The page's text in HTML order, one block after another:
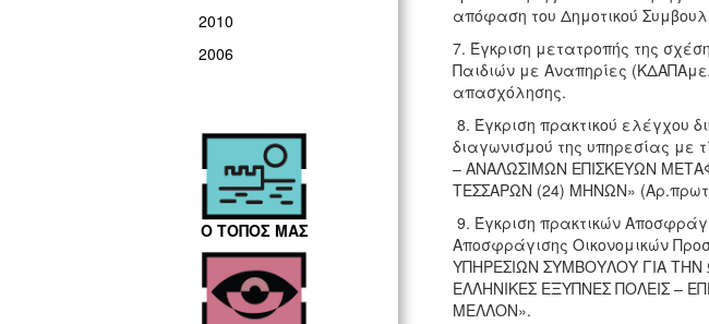
2010
2006
Ο ΤΟΠΟΣ ΜΑΣ
απόφαση του Δημοτικού
7. Έγκριση μετατροπής της
Παιδιών με Αναπηρίες
απασχόλησης.
8. Έγκριση πρακτικού ελέγχου
διαγωνισμού της υπηρεσίας
– ΑΝΑΛΩΣΙΜΩΝ ΕΠΙΣΚΕΥΩΝ
ΤΕΣΣΑΡΩΝ (24) ΜΗΝΩΝ»
9. Έγκριση πρακτικών
Αποσφράγισης Οικονομικών
ΥΠΗΡΕΣΙΩΝ ΣΥΜΒΟΥΛΟΥ ΓΙΑ
ΕΛΛΗΝΙΚΕΣ ΕΞΥΠΝΕΣ ΠΟΛΕΙΣ –
ΜΕΛΛΟΝ».